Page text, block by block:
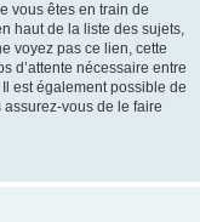
vous êtes en train de
haut de la liste des sujets,
voyez pas ce lien, cette
d’attente nécessaire entre
est également possible de
vous de le faire